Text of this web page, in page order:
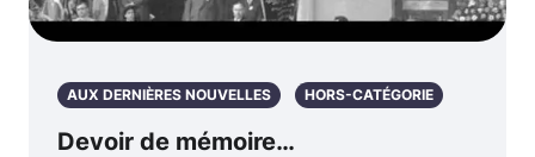
AUX DERNIÈRES NOUVELLES HORS-CATÉGORIE
Devoir de mémoire…